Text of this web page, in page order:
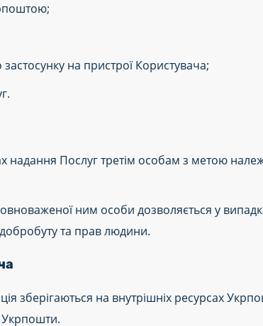
на пристрої Користувача;
Послуг третім особам з метою
ним особи дозволяється у
та прав людини.
зберігаються на внутрішніх ресурсах
Укрпошти.